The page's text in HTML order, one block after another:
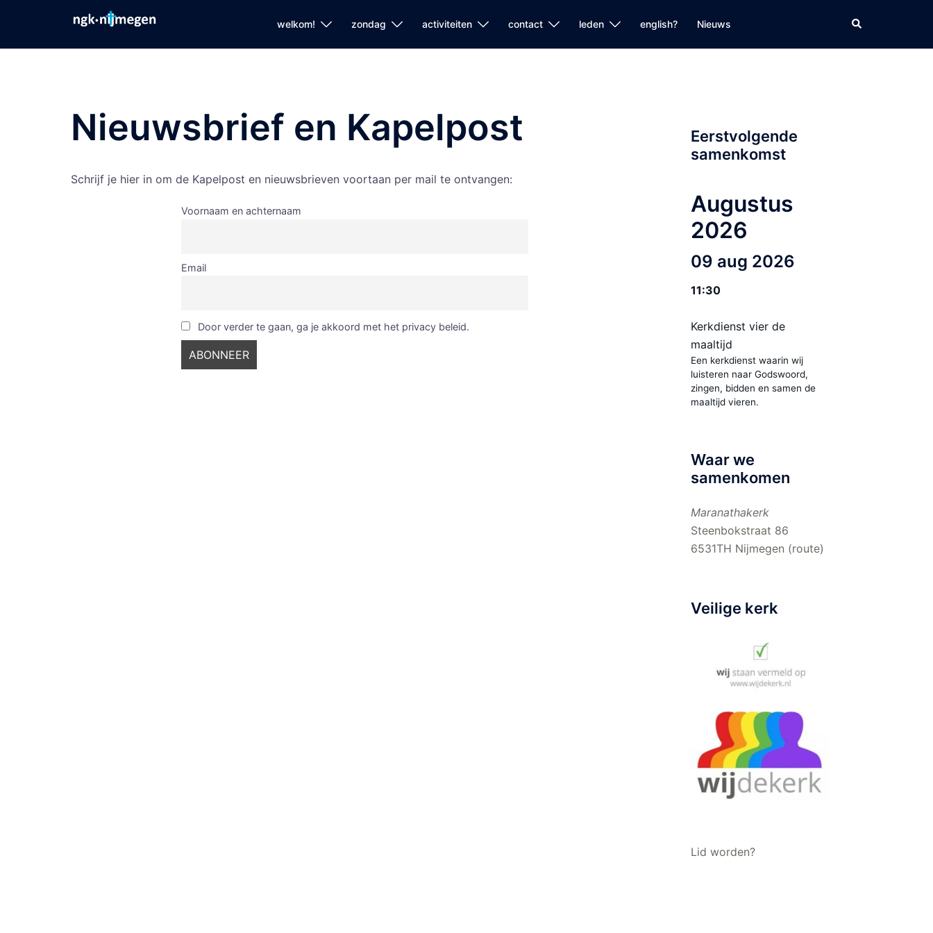
welkom! zondag activiteiten contact leden english? Nieuws Zoeken
Nieuwsbrief en Kapelpost
Schrijf je hier in om de Kapelpost en nieuwsbrieven voortaan per mail te ontvangen:
Voornaam en achternaam
Email
Door verder te gaan, ga je akkoord met het privacy beleid.
Eerstvolgende
samenkomst
Augustus
2026
09 aug 2026
11:30
Kerkdienst vier de
maaltijd
Een kerkdienst waarin wij
luisteren naar Godswoord,
zingen, bidden en samen de
maaltijd vieren.
Waar we
samenkomen
Maranathakerk
Steenbokstraat 86
6531TH Nijmegen (route)
Veilige kerk
Lid worden?